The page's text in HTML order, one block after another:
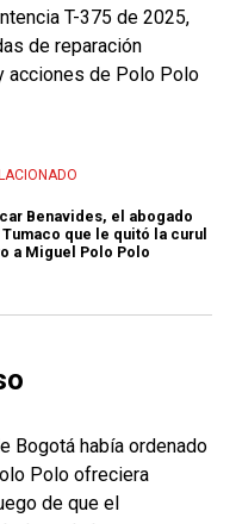
T-375 de 2025,
de reparación
acciones de Polo Polo
Benavides, el abogado
Tumaco que le quitó la curul
a Miguel Polo Polo
Bogotá había ordenado
Polo ofreciera
de que el